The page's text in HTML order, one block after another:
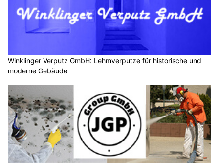
Winklinger Verputz GmbH: Lehmverputze für historische und
moderne Gebäude